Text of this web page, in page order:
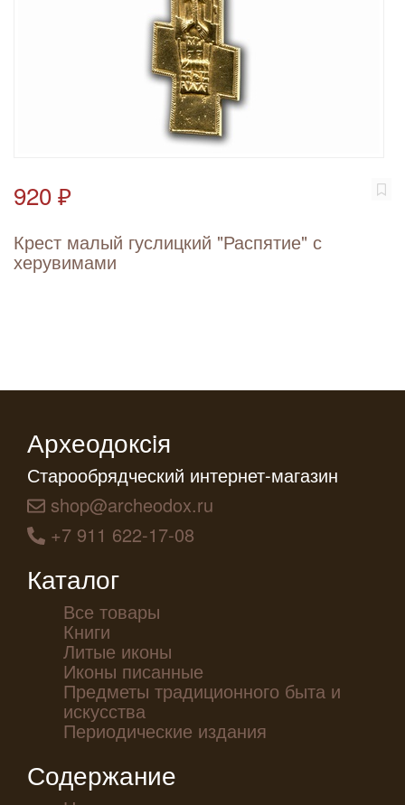
920 ₽
Крест малый гуслицкий "Распятие" с
херувимами
Археодоксiя
Старообрядческий интернет-магазин
shop@archeodox.ru
+7 911 622-17-08
Каталог
Все товары
Книги
Литые иконы
Иконы писанные
Предметы традиционного быта и
искусства
Периодические издания
Содержание